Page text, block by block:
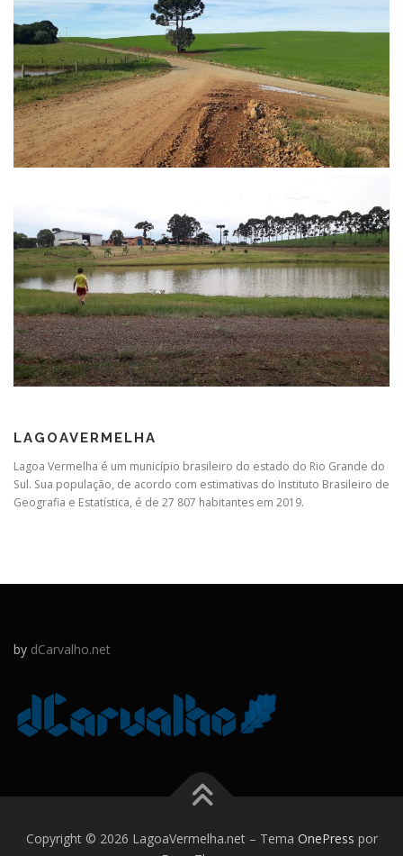
LAGOAVERMELHA
Lagoa Vermelha é um município brasileiro do estado do Rio Grande do
Sul. Sua população, de acordo com estimativas do Instituto Brasileiro de
Geografia e Estatística, é de 27 807 habitantes em 2019.
by dCarvalho.net
Copyright © 2026 LagoaVermelha.net – Tema OnePress por